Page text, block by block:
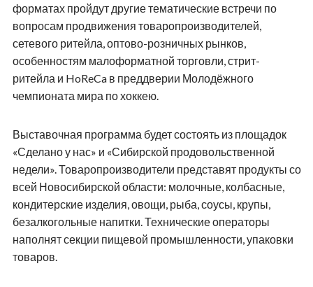
форматах пройдут другие тематические встречи по
вопросам продвижения товаропроизводителей,
сетевого ритейла, оптово-розничных рынков,
особенностям малоформатной торговли, стрит-
ритейла и HoReCa в преддверии Молодёжного
чемпионата мира по хоккею.
Выставочная программа будет состоять из площадок
«Сделано у нас» и «Сибирской продовольственной
недели». Товаропроизводители представят продукты со
всей Новосибирской области: молочные, колбасные,
кондитерские изделия, овощи, рыба, соусы, крупы,
безалкогольные напитки. Технические операторы
наполнят секции пищевой промышленности, упаковки
товаров.